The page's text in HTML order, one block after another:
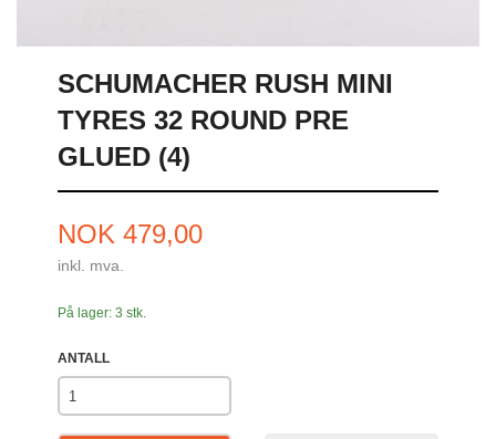
SCHUMACHER RUSH MINI
TYRES 32 ROUND PRE
GLUED (4)
Pris
NOK 479,00
inkl. mva.
På lager: 3 stk.
ANTALL